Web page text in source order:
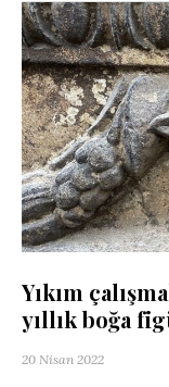
Yıkım
yıllık boğa
20 Nisan 2022